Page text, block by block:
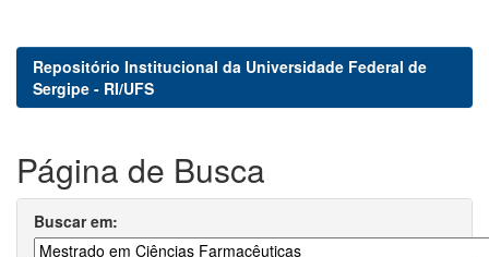
Repositório Institucional da Universidade Federal de
Sergipe - RI/UFS
Página de Busca
Buscar em: